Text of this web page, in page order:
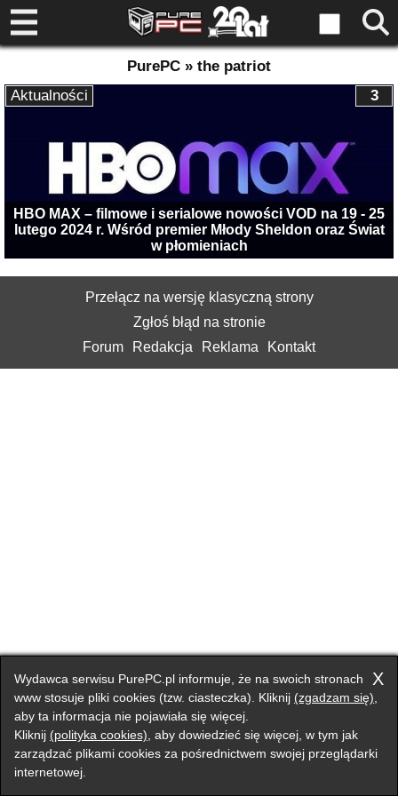
PurePC » the patriot
HBO MAX – filmowe i serialowe nowości VOD na 19 - 25
lutego 2024 r. Wśród premier Młody Sheldon oraz Świat
w płomieniach
3
Aktualności
Przełącz na wersję klasyczną strony
Zgłoś błąd na stronie
Forum
Redakcja Reklama Kontakt
X
Wydawca serwisu PurePC.pl informuje, że na swoich stronach
www stosuje pliki cookies (tzw. ciasteczka). Kliknij (zgadzam się)
aby ta informacja nie pojawiała się więcej.
Kliknij (polityka cookies) , aby dowiedzieć się więcej, w tym jak
zarządzać plikami cookies za pośrednictwem swojej przeglądarki
internetowej.